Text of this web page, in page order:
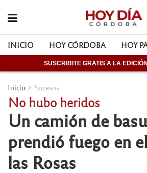
INICIO HOY CÓRDOBA HOY
SUSCRIBITE GRATIS A LA
Inicio Sucesos
No hubo heridos
Un camión de
prendió fuego en
las Rosas